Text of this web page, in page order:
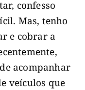
confesso
Mas, tenho
e cobrar a
acompanhar
veículos que